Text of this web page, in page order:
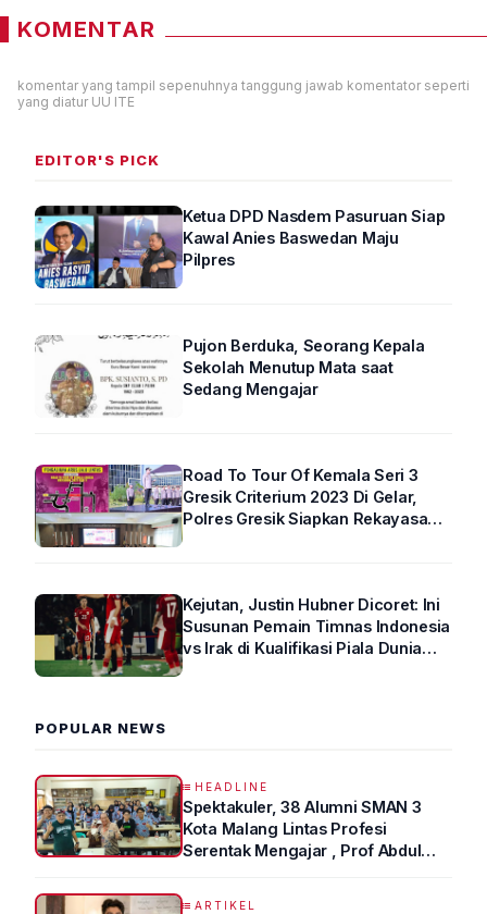
KOMENTAR
komentar yang tampil sepenuhnya tanggung jawab komentator seperti
yang diatur UU ITE
EDITOR'S PICK
Ketua DPD Nasdem Pasuruan Siap
Kawal Anies Baswedan Maju
Pilpres
Pujon Berduka, Seorang Kepala
Sekolah Menutup Mata saat
Sedang Mengajar
Road To Tour Of Kemala Seri 3
Gresik Criterium 2023 Di Gelar,
Polres Gresik Siapkan Rekayasa
Kejutan, Justin Hubner Dicoret: Ini
Susunan Pemain Timnas Indonesia
vs Irak di Kualifikasi Piala Dunia
POPULAR NEWS
HEADLINE
Spektakuler, 38 Alumni SMAN 3
Kota Malang Lintas Profesi
Serentak Mengajar , Prof Abdul
ARTIKEL